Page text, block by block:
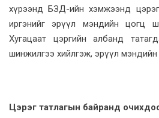
хүрээнд БЗД-ийн хэмжээнд
иргэнийг эрүүл мэндийн цогц
Хугацаат цэргийн албанд
шинжилгээ хийлгэж, эрүүл мэндийн
Цэрэг татлагын байранд